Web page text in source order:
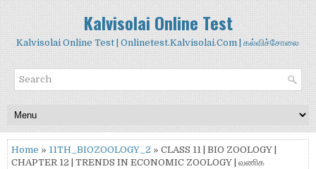
Kalvisolai Online Test
Kalvisolai Online Test | Onlinetest.Kalvisolai.Com | கல்விச்சோலை
Home » 11TH_BIOZOOLOGY_2 » CLASS 11 | BIO ZOOLOGY |
CHAPTER 12 | TRENDS IN ECONOMIC ZOOLOGY | வணிக